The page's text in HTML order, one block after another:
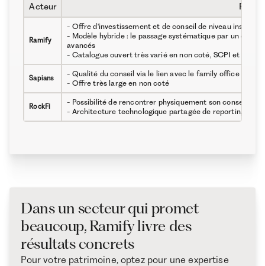
Acteur Force
Ramify
- Offre d'investissement et de conseil de niveau
- Modèle hybride : le passage systématique par un
avancés
- Catalogue ouvert très varié en non coté, SCPI et
Sapians
- Qualité du conseil via le lien avec le family office iVesta
- Offre très large en non coté
RockFi
- Possibilité de rencontrer physiquement son conseiller
- Architecture technologique partagée de reporting et
Dans un secteur qui promet
beaucoup, Ramify livre des
résultats concrets
Pour votre patrimoine, optez pour une expertise